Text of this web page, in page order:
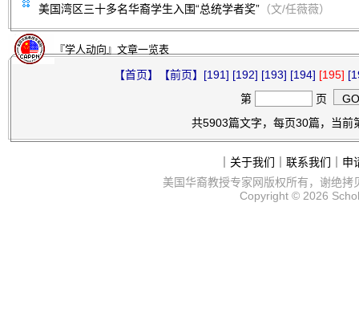
美国湾区三十多名华裔学生入围“总统学者奖” （文/任薇薇）
『学人动向』文章一览表
【首页】 【前页】 [191] [192] [193] [194] [195]
第
页
共5903篇文字，每页30篇，当前
关于我们 联系我们
申
美国华裔教授专家网版权所有，谢绝拷
Copyright © 2026